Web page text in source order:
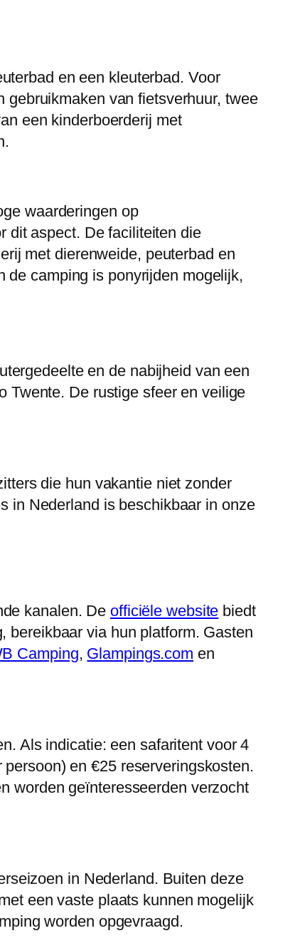
en een kleuterbad. Voor
van fietsverhuur, twee
een kinderboerderij met
waarderingen op
dit aspect. De faciliteiten die
met dierenweide, peuterbad en
de camping is ponyrijden mogelijk,
en de nabijheid van een
Twente. De rustige sfeer en veilige
die hun vakantie niet zonder
in Nederland is beschikbaar in onze
kanalen. De officiële website biedt
bereikbaar via hun platform. Gasten
Camping, Glampings.com en
Als indicatie: een safaritent voor 4
en €25 reserveringskosten.
worden geïnteresseerden verzocht
in Nederland. Buiten deze
een vaste plaats kunnen mogelijk
worden opgevraagd.